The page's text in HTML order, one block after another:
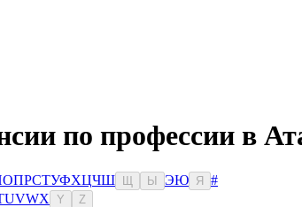
по профессии в
ОПРСТУФХЦЧШ Ы ЭЮ Я
#
UVWX Y Z